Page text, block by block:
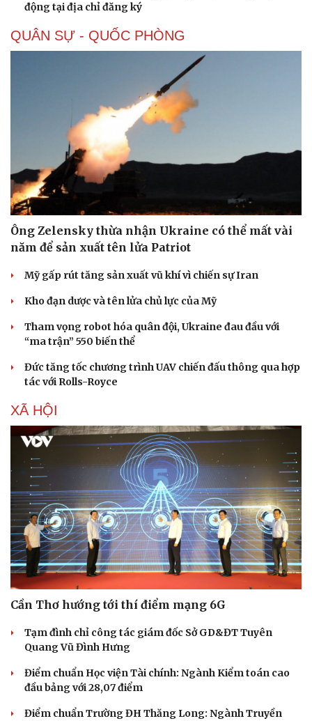
Dinh dưỡng - món ngon
Sản phụ khoa
Nhi khoa
Nam khoa
Làm đẹp - giảm cân
Phòng mạch online
Ăn sạch sống khỏe
Nhà đẹp
Tình yêu - Gia đình
động tại địa chỉ đăng ký
QUÂN SỰ - QUỐC PHÒNG
Ông Zelensky thừa nhận Ukraine có thể mất vài
năm để sản xuất tên lửa Patriot
Mỹ gấp rút tăng sản xuất vũ khí vì chiến sự Iran
Kho đạn dược và tên lửa chủ lực của Mỹ
Tham vọng robot hóa quân đội, Ukraine đau đầu với
“ma trận” 550 biến thể
Đức tăng tốc chương trình UAV chiến đấu thông qua hợp
tác với Rolls-Royce
XÃ HỘI
Cần Thơ hướng tới thí điểm mạng 6G
Tạm đình chỉ công tác giám đốc Sở GD&ĐT Tuyên
Quang Vũ Đình Hưng
Điểm chuẩn Học viện Tài chính: Ngành Kiểm toán cao
đầu bảng với 28,07 điểm
Điểm chuẩn Trường ĐH Thăng Long: Ngành Truyền